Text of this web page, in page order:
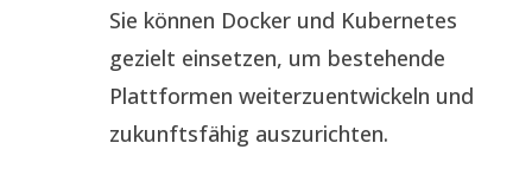
Sie können Docker und Kubernetes
gezielt einsetzen, um bestehende
Plattformen weiterzuentwickeln und
zukunftsfähig auszurichten.